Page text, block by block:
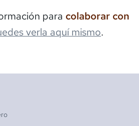
para colaborar con
verla aquí mismo.